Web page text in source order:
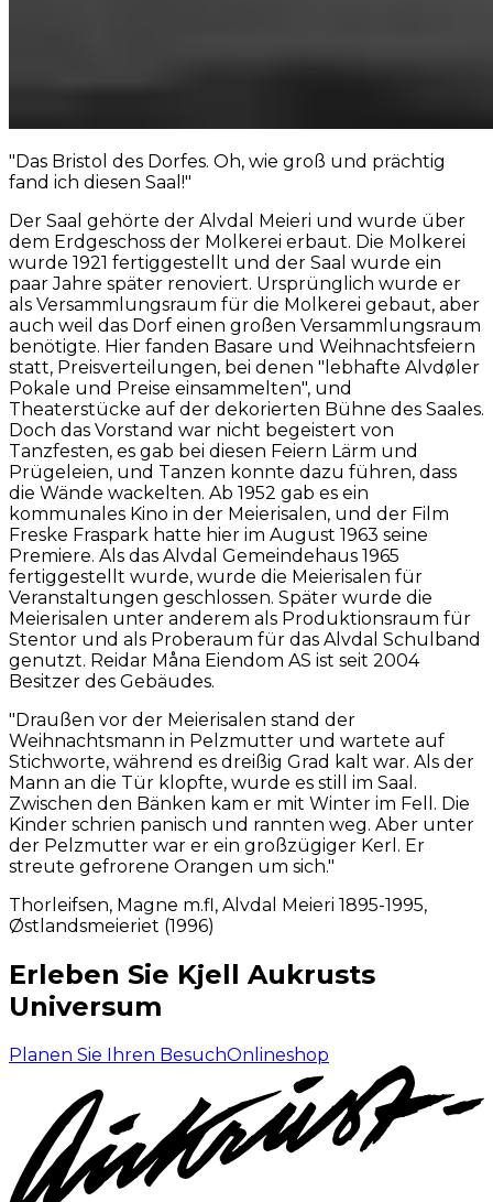
"Das Bristol des Dorfes. Oh, wie groß und prächtig
fand ich diesen Saal!"
Der Saal gehörte der Alvdal Meieri und wurde über
dem Erdgeschoss der Molkerei erbaut. Die Molkerei
wurde 1921 fertiggestellt und der Saal wurde ein
paar Jahre später renoviert. Ursprünglich wurde er
als Versammlungsraum für die Molkerei gebaut, aber
auch weil das Dorf einen großen Versammlungsraum
benötigte. Hier fanden Basare und Weihnachtsfeiern
statt, Preisverteilungen, bei denen "lebhafte Alvdøler
Pokale und Preise einsammelten", und
Theaterstücke auf der dekorierten Bühne des Saales.
Doch das Vorstand war nicht begeistert von
Tanzfesten, es gab bei diesen Feiern Lärm und
Prügeleien, und Tanzen konnte dazu führen, dass
die Wände wackelten. Ab 1952 gab es ein
kommunales Kino in der Meierisalen, und der Film
Freske Fraspark hatte hier im August 1963 seine
Premiere. Als das Alvdal Gemeindehaus 1965
fertiggestellt wurde, wurde die Meierisalen für
Veranstaltungen geschlossen. Später wurde die
Meierisalen unter anderem als Produktionsraum für
Stentor und als Proberaum für das Alvdal Schulband
genutzt. Reidar Måna Eiendom AS ist seit 2004
Besitzer des Gebäudes.
"Draußen vor der Meierisalen stand der
Weihnachtsmann in Pelzmutter und wartete auf
Stichworte, während es dreißig Grad kalt war. Als der
Mann an die Tür klopfte, wurde es still im Saal.
Zwischen den Bänken kam er mit Winter im Fell. Die
Kinder schrien panisch und rannten weg. Aber unter
der Pelzmutter war er ein großzügiger Kerl. Er
streute gefrorene Orangen um sich."
Thorleifsen, Magne m.fl, Alvdal Meieri 1895-1995,
Østlandsmeieriet (1996)
Erleben Sie Kjell Aukrusts
Universum
Planen Sie Ihren BesuchOnlineshop